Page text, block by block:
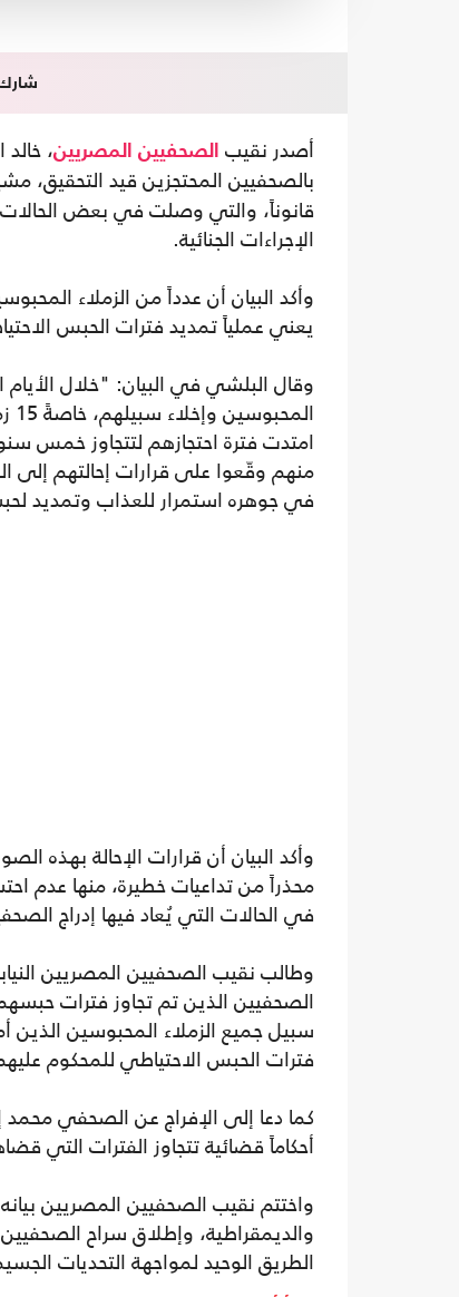
شارك
أصدر نقيب الصحفيين المصريين،
بالصحفيين المحتجزين قيد التحقيق،
الإجراءات الجنائية.
وأكد البيان أن عدداً من الزملاء
يعني عملياً تمديد فترات الحبس
وقال البلشي في البيان: "خلال الأيام
امتدت فترة احتجازهم لتتجاوز خمس
منهم وقّعوا على قرارات إحالتهم إلى
في جوهره استمرار للعذاب وتمديد
وأكد البيان أن قرارات الإحالة بهذه
محذراً من تداعيات خطيرة، منها عدم
في الحالات التي يُعاد فيها إدراج
وطالب نقيب الصحفيين المصريين
الصحفيين الذين تم تجاوز فترات
سبيل جميع الزملاء المحبوسين الذين
فترات الحبس الاحتياطي للمحكوم
كما دعا إلى الإفراج عن الصحفي
أحكاماً قضائية تتجاوز الفترات التي
واختتم نقيب الصحفيين المصريين بيانه
والديمقراطية، وإطلاق سراح
الطريق الوحيد لمواجهة التحديات